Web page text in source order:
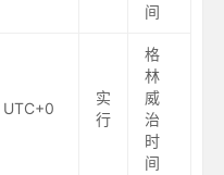
间
UTC+0
实
行
格
林
威
治
时
间